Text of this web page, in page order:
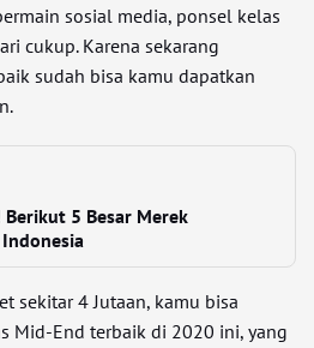
sosial media, ponsel kelas
cukup. Karena sekarang
sudah bisa kamu dapatkan
5 Besar Merek
sekitar 4 Jutaan, kamu bisa
Mid-End terbaik di 2020 ini, yang